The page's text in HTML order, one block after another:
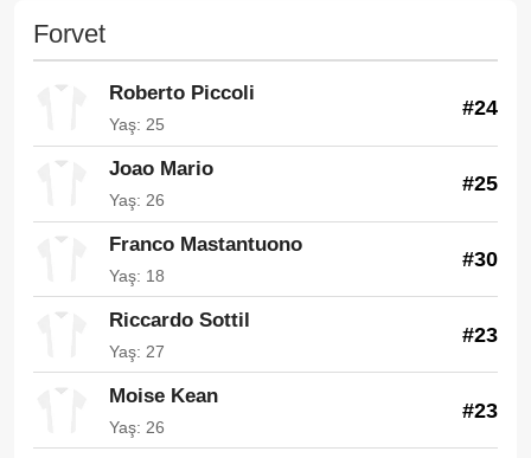
Forvet
Roberto Piccoli
Yaş: 25
#24
Joao Mario
Yaş: 26
#25
Franco Mastantuono
Yaş: 18
#30
Riccardo Sottil
Yaş: 27
#23
Moise Kean
Yaş: 26
#23